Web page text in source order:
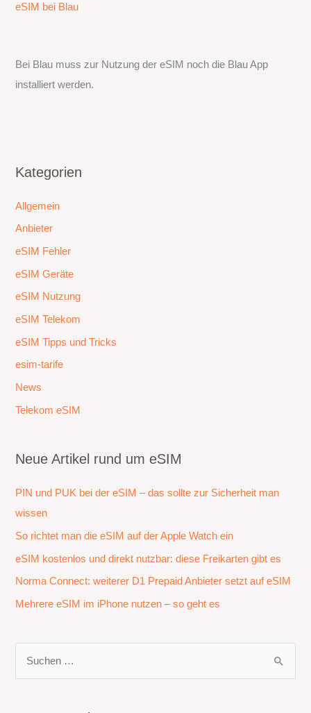
eSIM bei Blau
Bei Blau muss zur Nutzung der eSIM noch die Blau App
installiert werden.
Kategorien
Allgemein
Anbieter
eSIM Fehler
eSIM Geräte
eSIM Nutzung
eSIM Telekom
eSIM Tipps und Tricks
esim-tarife
News
Telekom eSIM
Neue Artikel rund um eSIM
PIN und PUK bei der eSIM – das sollte zur Sicherheit man
wissen
So richtet man die eSIM auf der Apple Watch ein
eSIM kostenlos und direkt nutzbar: diese Freikarten gibt es
Norma Connect: weiterer D1 Prepaid Anbieter setzt auf eSIM
Mehrere eSIM im iPhone nutzen – so geht es